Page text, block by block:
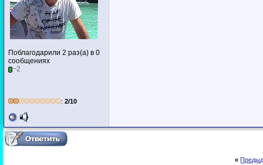
Поблагодарили 2 раз(а) в 0
сообщениях
~2
: 2/10
«